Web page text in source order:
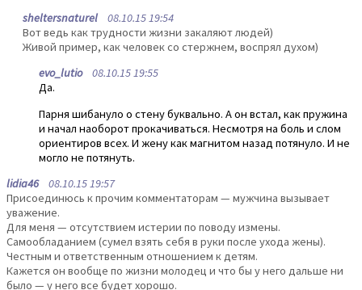
sheltersnaturel 08.10.15 19:54
Вот ведь как трудности жизни закаляют людей)
Живой пример, как человек со стержнем, воспрял духом)
evo_lutio08.10.15 19:55
Да.
Парня шибануло о стену буквально. А он встал, как пружина
и начал наоборот прокачиваться. Несмотря на боль и слом
ориентиров всех. И жену как магнитом назад потянуло. И не
могло не потянуть.
lidia4608.10.15 19:57
Присоединюсь к прочим комментаторам — мужчина вызывает
уважение.
Для меня — отсутствием истерии по поводу измены.
Самообладанием (сумел взять себя в руки после ухода жены).
Честным и ответственным отношением к детям.
Кажется он вообще по жизни молодец и что бы у него дальше ни
было — у него все будет хорошо.